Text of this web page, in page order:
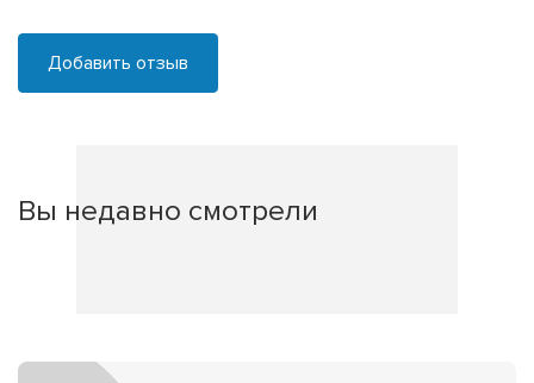
Добавить отзыв
Вы недавно смотрели